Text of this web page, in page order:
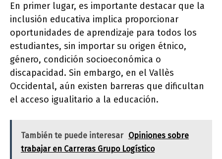
En primer lugar, es importante destacar que la
inclusión educativa implica proporcionar
oportunidades de aprendizaje para todos los
estudiantes, sin importar su origen étnico,
género, condición socioeconómica o
discapacidad. Sin embargo, en el Vallès
Occidental, aún existen barreras que dificultan
el acceso igualitario a la educación.
También te puede interesar Opiniones sobre
trabajar en Carreras Grupo Logístico